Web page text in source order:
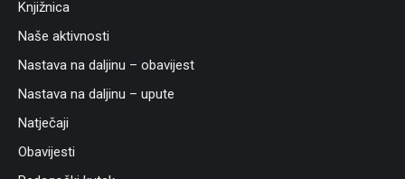
Knjižnica
Naše aktivnosti
Nastava na daljinu – obavijest
Nastava na daljinu – upute
Natječaji
Obavijesti